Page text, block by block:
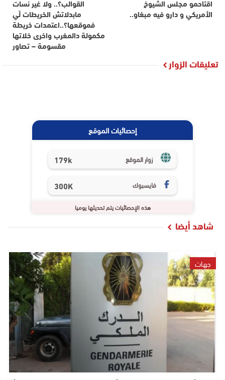
اقتاحمو مجلس الشيوخ
الأمريكي و دارو فيه مبغاو..
القوالب؟.. ولا غير نسات
مابدلاتش الخريطات لّي
فموقعها؟..اعتمدات خريطة
مكمولة دالمغرب واخرى خلاتها
مقسومة – تصاور
تعليقات الزوار
إحصائيات الموقع
زوار الموقع 179k
فايسبوك 300K
هذه الإحصائيات يتم تحديثها يوميا
شاهد أيضا
جهات